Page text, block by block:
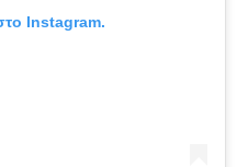
Instagram.